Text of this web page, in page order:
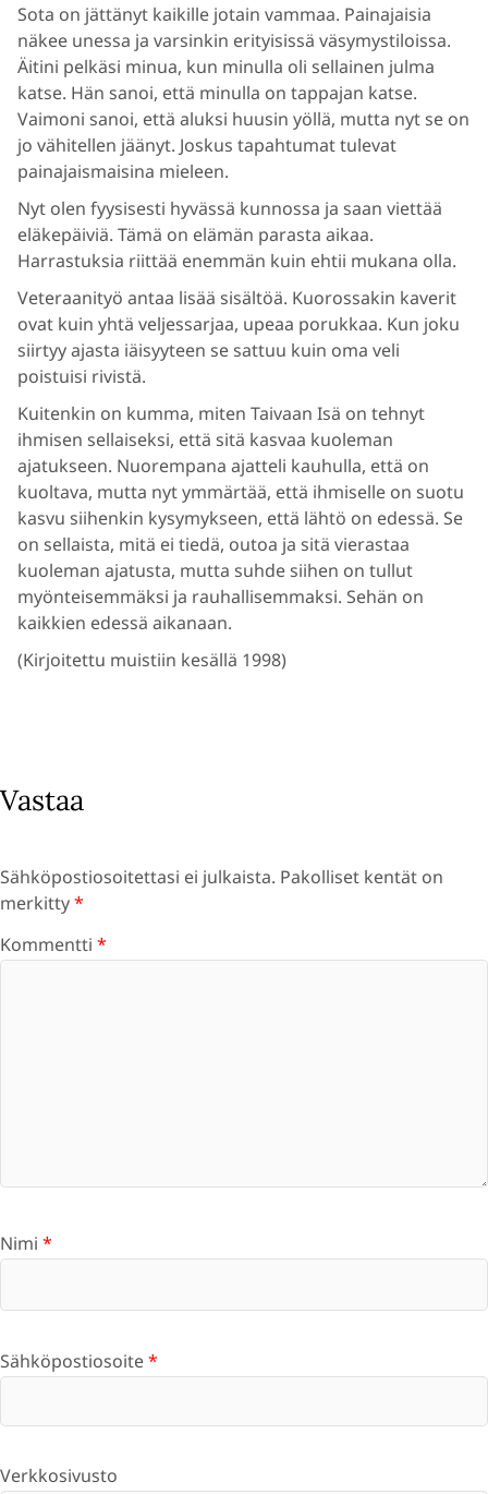
Sota on jättänyt kaikille jotain vammaa. Painajaisia
näkee unessa ja varsinkin erityisissä väsymystiloissa.
Äitini pelkäsi minua, kun minulla oli sellainen julma
katse. Hän sanoi, että minulla on tappajan katse.
Vaimoni sanoi, että aluksi huusin yöllä, mutta nyt se on
jo vähitellen jäänyt. Joskus tapahtumat tulevat
painajaismaisina mieleen.
Nyt olen fyysisesti hyvässä kunnossa ja saan viettää
eläkepäiviä. Tämä on elämän parasta aikaa.
Harrastuksia riittää enemmän kuin ehtii mukana olla.
Veteraanityö antaa lisää sisältöä. Kuorossakin kaverit
ovat kuin yhtä veljessarjaa, upeaa porukkaa. Kun joku
siirtyy ajasta iäisyyteen se sattuu kuin oma veli
poistuisi rivistä.
Kuitenkin on kumma, miten Taivaan Isä on tehnyt
ihmisen sellaiseksi, että sitä kasvaa kuoleman
ajatukseen. Nuorempana ajatteli kauhulla, että on
kuoltava, mutta nyt ymmärtää, että ihmiselle on suotu
kasvu siihenkin kysymykseen, että lähtö on edessä. Se
on sellaista, mitä ei tiedä, outoa ja sitä vierastaa
kuoleman ajatusta, mutta suhde siihen on tullut
myönteisemmäksi ja rauhallisemmaksi. Sehän on
kaikkien edessä aikanaan.
(Kirjoitettu muistiin kesällä 1998)
Vastaa
Sähköpostiosoitettasi ei julkaista. Pakolliset kentät on
merkitty*
Kommentti *
Nimi *
Sähköpostiosoite*
Verkkosivusto